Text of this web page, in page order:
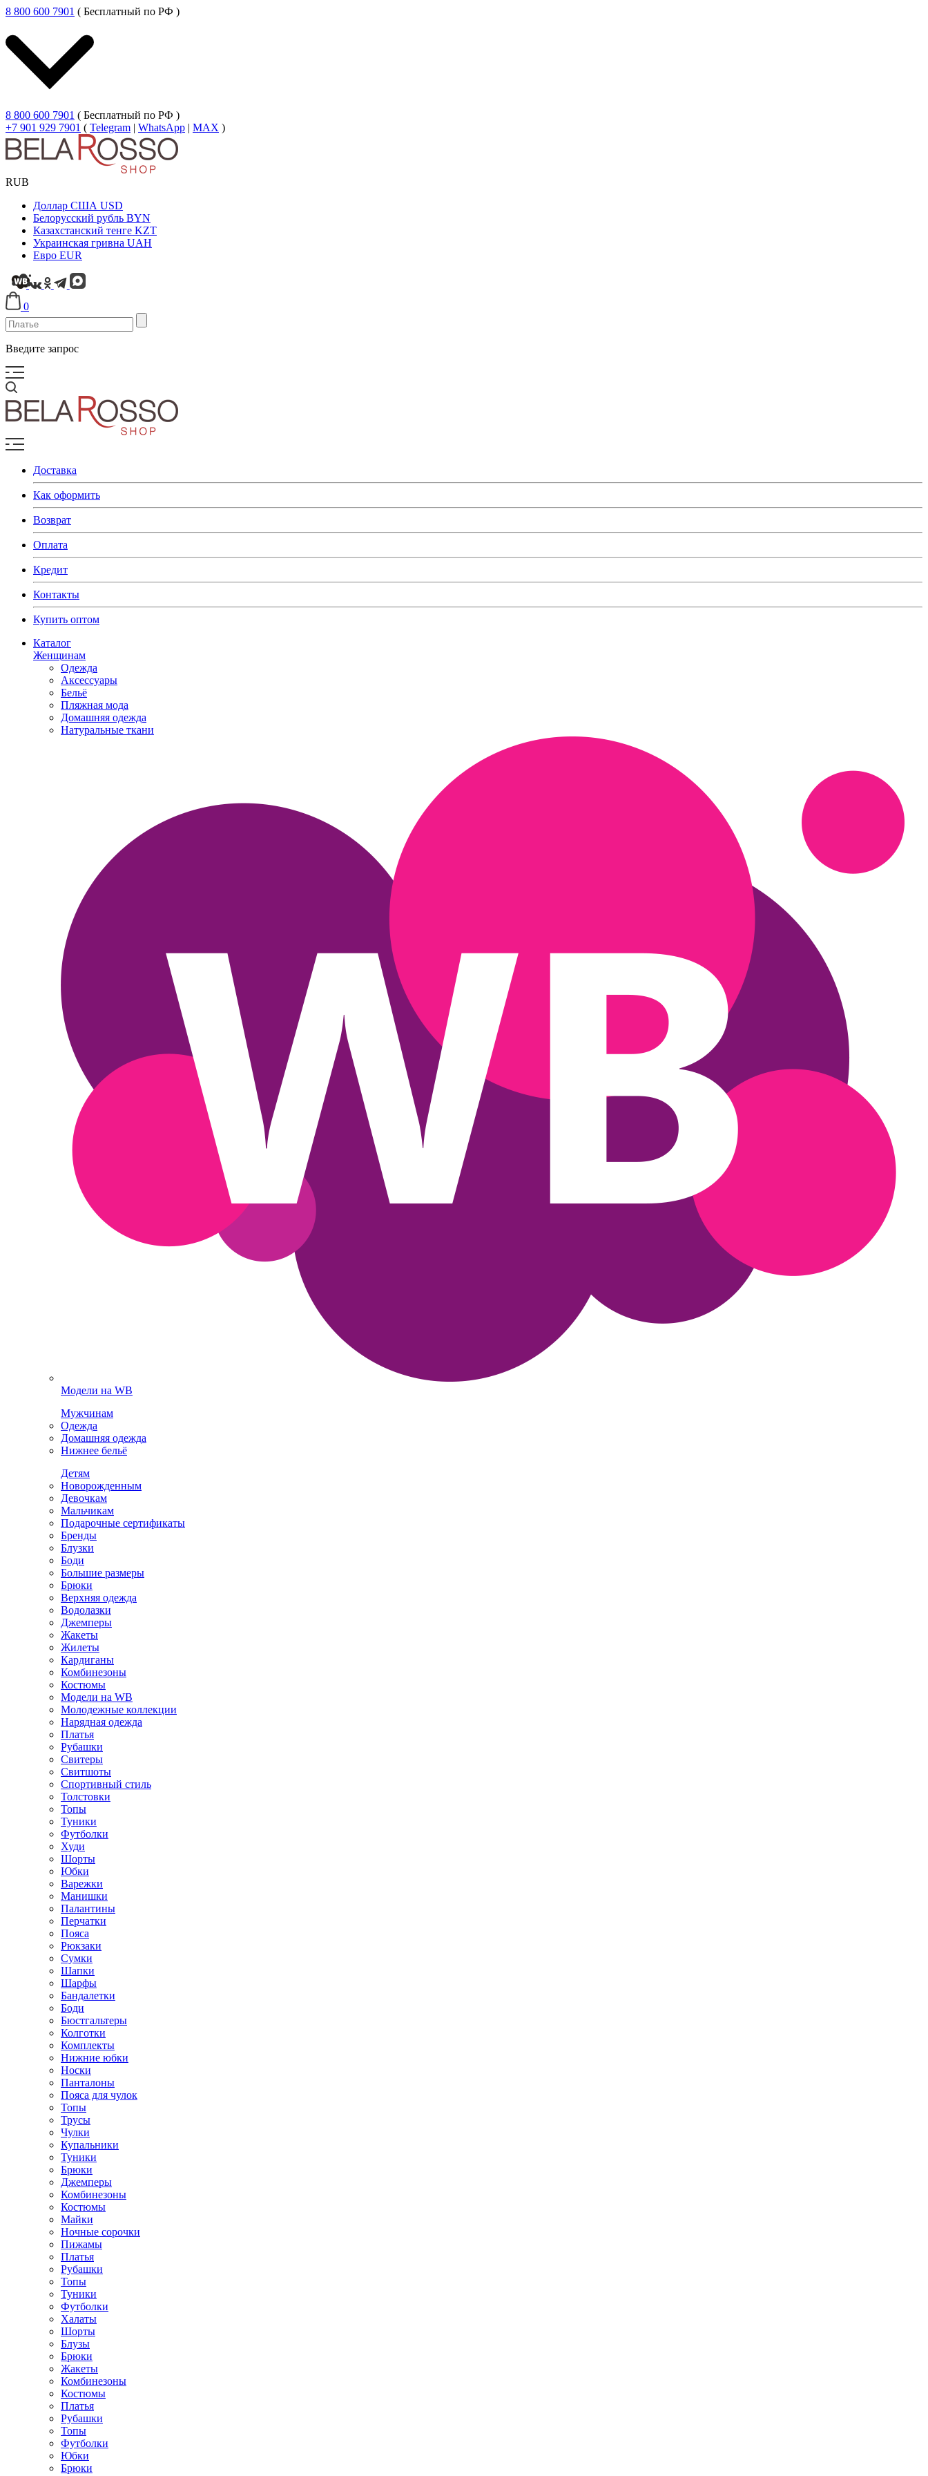
8 800 600 7901 ( Бесплатный по РФ )
8 800 600 7901 ( Бесплатный по РФ )
+7 901 929 7901 ( Telegram | WhatsApp | MAX )
RUB
Доллар США USD
Белорусский рубль BYN
Казахстанский тенге KZT
Украинская гривна UAH
Евро EUR
0
Введите запрос
Доставка
Как оформить
Возврат
Оплата
Кредит
Контакты
Купить оптом
Каталог
Женщинам
Одежда
Аксессуары
Бельё
Пляжная мода
Домашняя одежда
Натуральные ткани
Модели на WB
Мужчинам
Одежда
Домашняя одежда
Нижнее бельё
Детям
Новорожденным
Девочкам
Мальчикам
Подарочные сертификаты
Бренды
Блузки
Боди
Большие размеры
Брюки
Верхняя одежда
Водолазки
Джемперы
Жакеты
Жилеты
Кардиганы
Комбинезоны
Костюмы
Модели на WB
Молодежные коллекции
Нарядная одежда
Платья
Рубашки
Свитеры
Свитшоты
Спортивный стиль
Толстовки
Топы
Туники
Футболки
Худи
Шорты
Юбки
Варежки
Манишки
Палантины
Перчатки
Пояса
Рюкзаки
Сумки
Шапки
Шарфы
Бандалетки
Боди
Бюстгальтеры
Колготки
Комплекты
Нижние юбки
Носки
Панталоны
Поясa для чулок
Топы
Трусы
Чулки
Купальники
Туники
Брюки
Джемперы
Комбинезоны
Костюмы
Майки
Ночные сорочки
Пижамы
Платья
Рубашки
Топы
Туники
Футболки
Халаты
Шорты
Блузы
Брюки
Жакеты
Комбинезоны
Костюмы
Платья
Рубашки
Топы
Футболки
Юбки
Брюки